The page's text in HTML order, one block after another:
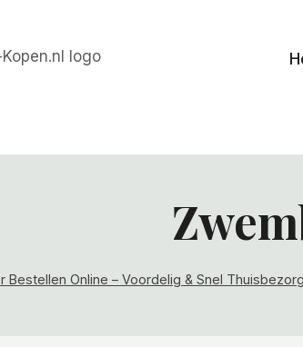
Bestellen Online – Voordelig & Snel